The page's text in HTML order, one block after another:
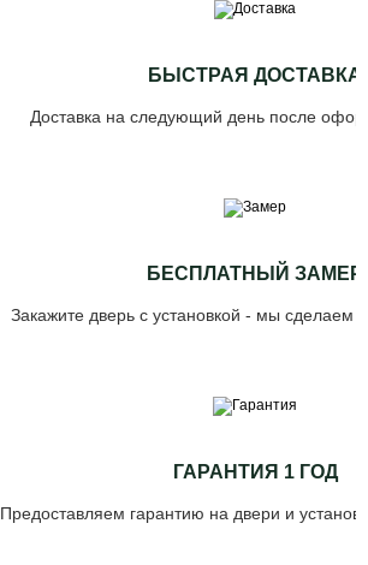
БЫСТРАЯ ДОСТАВКА
Доставка на следующий день после
БЕСПЛАТНЫЙ ЗАМЕР
Закажите дверь с установкой - мы сделаем
ГАРАНТИЯ 1 ГОД
Предоставляем гарантию на двери и